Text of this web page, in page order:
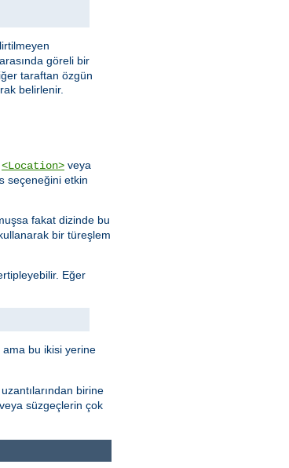
göreli bir
taraftan özgün
belirlenir.
<Location> veya
seçeneğini etkin
fakat dizinde bu
bir türeşlem
Eğer
ama bu ikisi yerine
birine
süzgeçlerin çok